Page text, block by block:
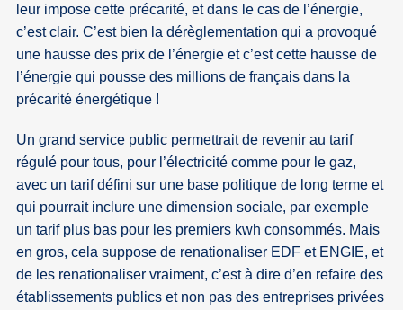
leur impose cette précarité, et dans le cas de l’énergie,
c’est clair. C’est bien la dérèglementation qui a provoqué
une hausse des prix de l’énergie et c’est cette hausse de
l’énergie qui pousse des millions de français dans la
précarité énergétique !
Un grand service public permettrait de revenir au tarif
régulé pour tous, pour l’électricité comme pour le gaz,
avec un tarif défini sur une base politique de long terme et
qui pourrait inclure une dimension sociale, par exemple
un tarif plus bas pour les premiers kwh consommés. Mais
en gros, cela suppose de renationaliser EDF et ENGIE, et
de les renationaliser vraiment, c’est à dire d’en refaire des
établissements publics et non pas des entreprises privées